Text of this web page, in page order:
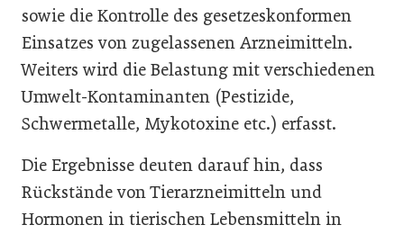
sowie die Kontrolle des gesetzeskonformen
Einsatzes von zugelassenen Arzneimitteln.
Weiters wird die Belastung mit verschiedenen
Umwelt-Kontaminanten (Pestizide,
Schwermetalle, Mykotoxine etc.) erfasst.
Die Ergebnisse deuten darauf hin, dass
Rückstände von Tierarzneimitteln und
Hormonen in tierischen Lebensmitteln in